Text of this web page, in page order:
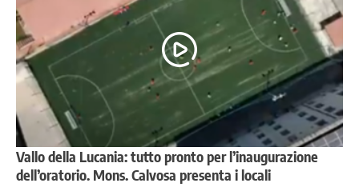
Vallo della Lucania: tutto pronto per l’inaugurazione
dell’oratorio. Mons. Calvosa presenta i locali